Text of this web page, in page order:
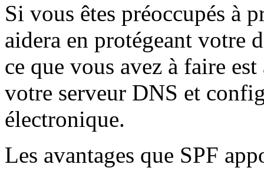
Si vous êtes préoccupés à
aidera en protégeant votre
ce que vous avez à faire
votre serveur DNS et
électronique.
Les avantages que SPF